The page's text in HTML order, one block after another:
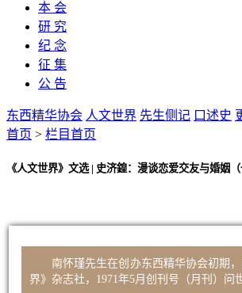
本 会
研 究
纪 念
征 集
公 告
东西精华协会 人文世界 先生侧记 口述史
首页 > 栏目首页
《人文世界》文选 | 史济鍠：漫谈恋爱交友与婚姻（
南怀瑾先生在创办东西精华协会初期
界》杂志社，1971年5月创刊号（月刊）